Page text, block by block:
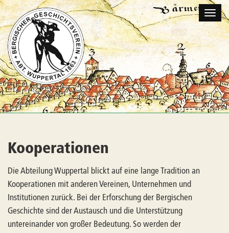
Kooperationen
Die Abteilung Wuppertal blickt auf eine lange Tradition an
Kooperationen mit anderen Vereinen, Unternehmen und
Institutionen zurück. Bei der Erforschung der Bergischen
Geschichte sind der Austausch und die Unterstützung
untereinander von großer Bedeutung. So werden der